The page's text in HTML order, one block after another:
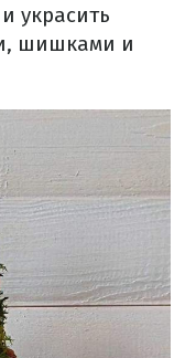
украсить
шишками и